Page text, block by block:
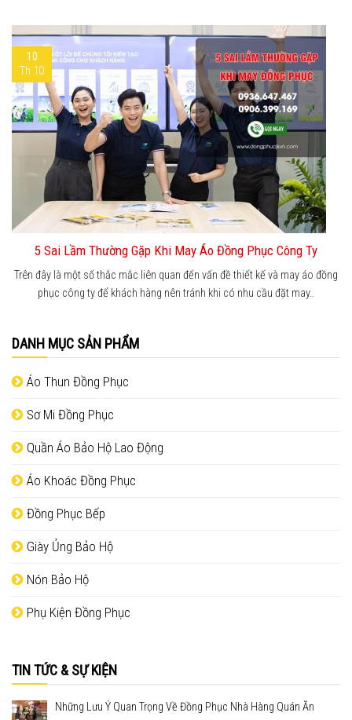
DANH MỤC SẢN PHẨM
Áo Thun Đồng Phục
Sơ Mi Đồng Phục
Quần Áo Bảo Hộ Lao Động
Áo Khoác Đồng Phục
Đồng Phục Bếp
Giày Ủng Bảo Hộ
Nón Bảo Hộ
Phụ Kiện Đồng Phục
TIN TỨC & SỰ KIỆN
Những Lưu Ý Quan Trọng Về Đồng Phục Nhà Hàng Quán Ăn
10
Th 10
5 Sai Lầm Thường Gặp Khi May Áo Đồng Phục Công Ty
Trên đây là một số thắc mắc liên quan đến vấn đề thiết kế và may áo đồng
phục công ty để khách hàng nên tránh khi có nhu cầu đặt may..